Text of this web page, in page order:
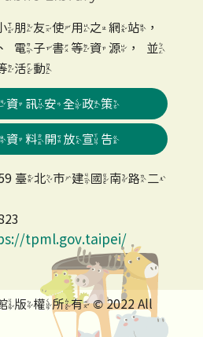
朋友使用之網站，
電子書等資源，並
活動
資訊安全政策
資料開放宣告
臺北市建國南路二
tpml.gov.taipei/
權所有 © 2022 All